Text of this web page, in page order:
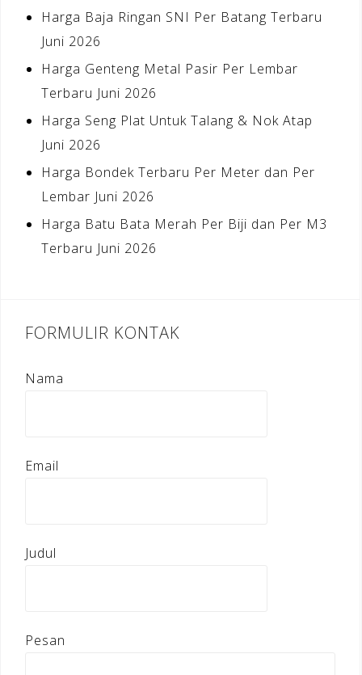
Harga Baja Ringan SNI Per Batang Terbaru
Juni 2026
Harga Genteng Metal Pasir Per Lembar
Terbaru Juni 2026
Harga Seng Plat Untuk Talang & Nok Atap
Juni 2026
Harga Bondek Terbaru Per Meter dan Per
Lembar Juni 2026
Harga Batu Bata Merah Per Biji dan Per M3
Terbaru Juni 2026
FORMULIR KONTAK
Nama
Email
Judul
Pesan